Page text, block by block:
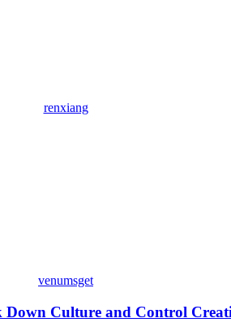
renxiang
venumsget
Down Culture and Control